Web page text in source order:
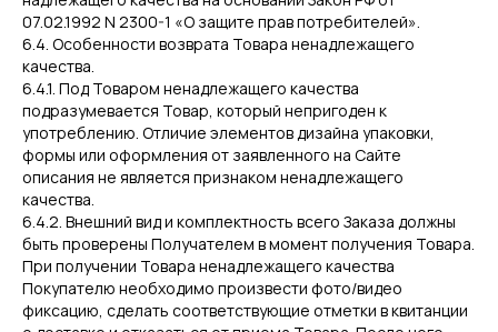
07.02.1992 N 2300-1 «О защите прав потребителей».
6.4. Особенности возврата Товара ненадлежащего
качества.
6.4.1. Под Товаром ненадлежащего качества
подразумевается Товар, который непригоден к
употреблению. Отличие элементов дизайна упаковки,
формы или оформления от заявленного на Сайте
описания не является признаком ненадлежащего
качества.
6.4.2. Внешний вид и комплектность всего Заказа должны
быть проверены Получателем в момент получения Товара.
При получении Товара ненадлежащего качества
Покупателю необходимо произвести фото/видео
фиксацию, сделать соответствующие отметки в квитанции